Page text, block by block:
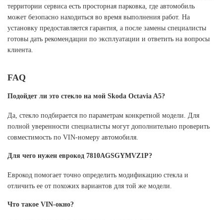
территории сервиса есть просторная парковка, где автомобиль
может безопасно находиться во время выполнения работ. На
установку предоставляется гарантия, а после замены специалисты
готовы дать рекомендации по эксплуатации и ответить на вопросы
клиента.
FAQ
Подойдет ли это стекло на мой Skoda Octavia A5?
Да, стекло подбирается по параметрам конкретной модели. Для
полной уверенности специалисты могут дополнительно проверить
совместимость по VIN-номеру автомобиля.
Для чего нужен еврокод 7810AGSGYMVZ1P?
Еврокод помогает точно определить модификацию стекла и
отличить ее от похожих вариантов для той же модели.
Что такое VIN-окно?